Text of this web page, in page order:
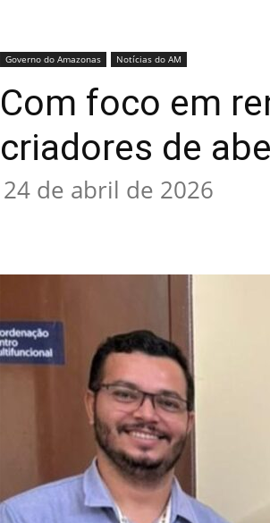
Governo do Amazonas Notícias do AM
Com foco em
criadores de
24 de abril de 2026